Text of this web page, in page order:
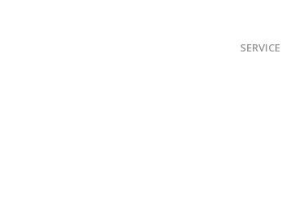
SERVICE